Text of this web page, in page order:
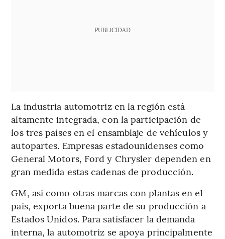
PUBLICIDAD
La industria automotriz en la región está
altamente integrada, con la participación de
los tres países en el ensamblaje de vehículos y
autopartes. Empresas estadounidenses como
General Motors, Ford y Chrysler dependen en
gran medida estas cadenas de producción.
GM, así como otras marcas con plantas en el
país, exporta buena parte de su producción a
Estados Unidos. Para satisfacer la demanda
interna, la automotriz se apoya principalmente